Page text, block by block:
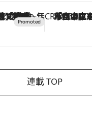
発見が待つ場所へ
避暑地「星野温泉 トンボの湯」で体験 CREA'S
2026.8.7
「立川にも歌舞伎があるんだよ」 片岡
連載 TOP